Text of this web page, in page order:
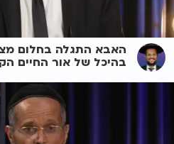
האבא התגלה בחלום
בהיכל של אור החיים